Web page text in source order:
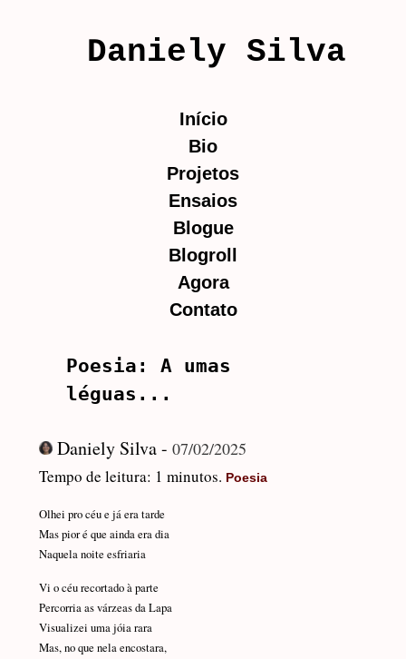
Daniely Silva
Início
Bio
Projetos
Ensaios
Blogue
Blogroll
Agora
Contato
Poesia: A umas
léguas...
Daniely Silva - 07/02/2025
Tempo de leitura: 1 minutos. Poesia
Olhei pro céu e já era tarde
Mas pior é que ainda era dia
Naquela noite esfriaria
Vi o céu recortado à parte
Percorria as várzeas da Lapa
Visualizei uma jóia rara
Mas, no que nela encostara,